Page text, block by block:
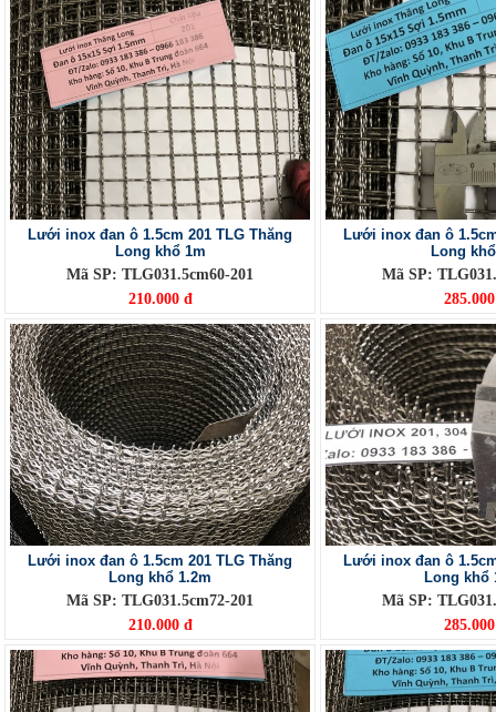
Lưới inox đan ô 1.5cm 201 TLG Thăng
Long khổ 1m
Mã SP: TLG031.5cm60-201
210.000 đ
Lưới inox đan ô
Long
Mã SP:
Lưới inox đan ô 1.5cm 201 TLG Thăng
Long khổ 1.2m
Mã SP: TLG031.5cm72-201
210.000 đ
Lưới inox đan ô
Long khổ
Mã SP: